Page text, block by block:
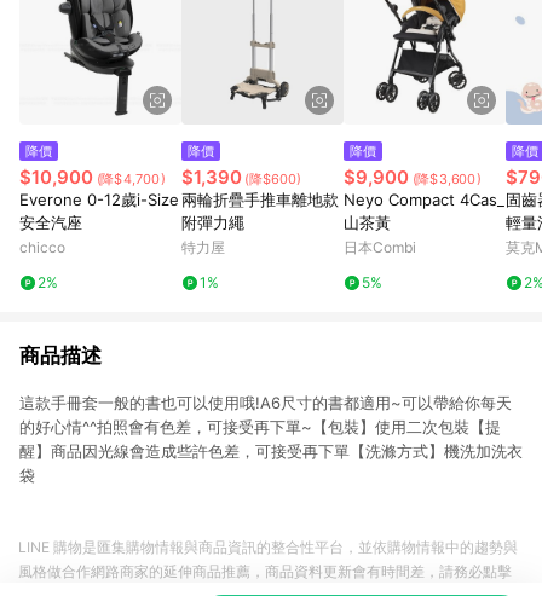
降價
$10,900 (降$4,700)
Everone 0-12歲i-Size
安全汽座
chicco
2%
降價
$1,390 (降$600)
兩輪折疊手推車離地款
附彈力繩
特力屋
1%
降價
$9,900 (降$3,600)
Neyo Compact 4Cas_
山茶黃
日本Combi
5%
降價
固齒
輕量
莫克
商品描述
這款手冊套一般的書也可以使用哦!A6尺寸的書都適用~可以帶給你每天
的好心情^^拍照會有色差，可接受再下單~【包裝】使用二次包裝【提
醒】商品因光線會造成些許色差，可接受再下單【洗滌方式】機洗加洗衣
袋
LINE 購物是匯集購物情報與商品資訊的整合性平台，並依購物情報中的趨勢與
風格做合作網路商家的延伸商品推薦，商品資料更新會有時間差，請務必點擊